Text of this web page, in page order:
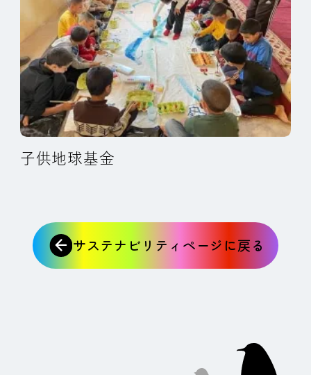
子供地球基金
サステナビリティページに戻る